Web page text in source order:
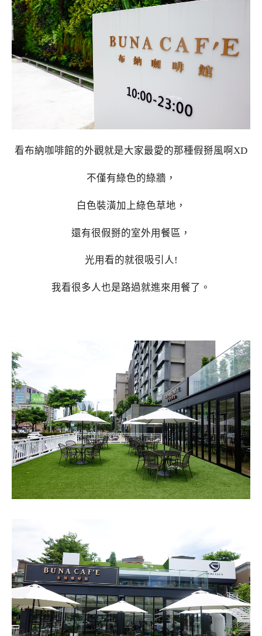
看布納咖啡館的外觀就是大家最愛的那種假掰風啊XD
不僅有綠色的綠牆，
白色裝潢加上綠色草地，
還有很假掰的室外用餐區，
光用看的就很吸引人!
我看很多人也是路過就進來用餐了。